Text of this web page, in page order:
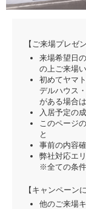
【ご来場プレゼ
来場希望日
の上ご来場
初めてヤマ
デルハウス
がある場合
入居予定の
このページ
と
事前の内容
弊社対応エ
※全ての条
【キャンペーン
他のご来場